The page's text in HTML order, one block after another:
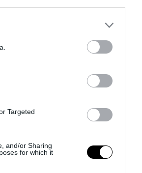
Targeted
and/or Sharing
for which it
多人能忍受在
轻疼痛？是
掌上出现，
，他们将从这
受